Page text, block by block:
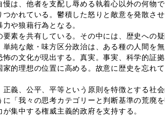
は、他者を支配し辱める執着心以外の何物で
かれている。鬱積した怒りと敵意を発散さ
や狼藉行為となる。
素を共有している。その中には、歴史への
純な敵・味方区分政治は、ある種の人間を
の文化が現出する。真実。事実、科学的証
的理想の位置に高める。故意に歴史を忘れ
義、公平、平等という原則を特徴とする社
に「我々の思考カテゴリーと判断基準の荒廃
集中する権威主義的政府を支持する。